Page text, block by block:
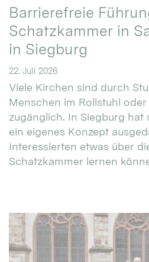
Barrierefreie
Schatzkammer in
in Siegburg
22. Juli 2026
Viele Kirchen sind durch
Menschen im Rollstuhl
zugänglich. In Siegburg hat
ein eigenes Konzept
Interessierten etwas über
Schatzkammer lernen